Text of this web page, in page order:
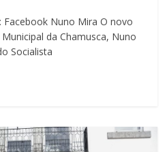
Nuno Mira O novo
da Chamusca, Nuno
Socialista